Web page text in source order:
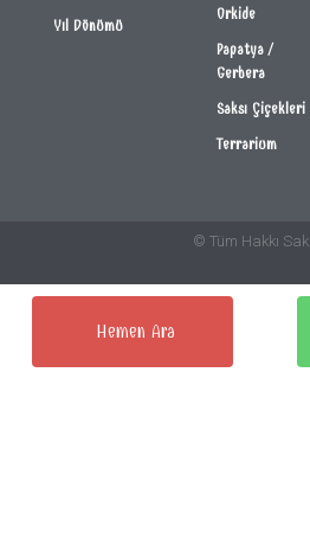
Yıl Dönümü
Orkide
Papatya /
Gerbera
Saksı Çiçekleri
Terrarium
© Tüm Hakkı
Hemen Ara